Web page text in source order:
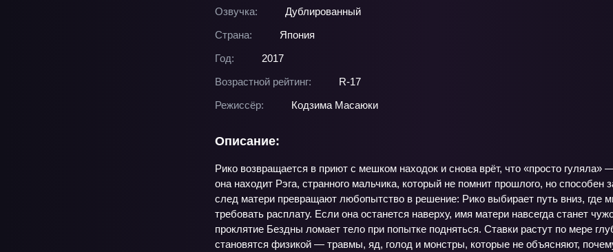
Озвучка:
Дублированный
Страна:
Япония
Год:
2017
Возрастной рейтинг:
R-17
Режиссёр:
Кодзима Масаюки
Описание:
Рико возвращается в приют с мешком находок и снова врёт, что «просто
она находит Рэга, странного мальчика, который не помнит прошлого, но
след матери превращают любопытство в решение: Рико выбирает путь вниз, где
требовать расплату. Если она останется наверху, имя матери навсегда станет
проклятие Бездны ломает тело при попытке подняться. Ставки растут по мере
становятся физикой — травмы, яд, голод и монстры, которые не объясняют,